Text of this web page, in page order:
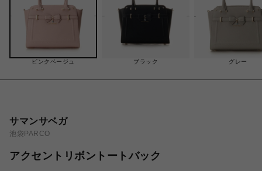
ピンクベージュ ブラック グレー
サマンサベガ
池袋PARCO
アクセントリボントートバック